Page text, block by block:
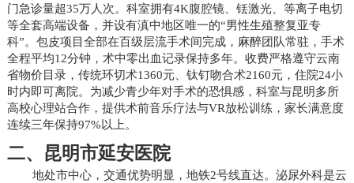
门急诊量超35万人次。科室拥有4K腹腔镜、铥激光、等离子电切
等全套高端设备，并设有滇中地区唯一的“男性生殖整复亚专
科”。包皮项目全部在百级层流手术间完成，麻醉团队常驻，手术
全程平均12分钟，术中零出血记录保持多年。收费严格遵守云南
省物价目录，传统环切术1360元、钛钉吻合术2160元，住院24小
时内即可离院。为减少青少年对手术的恐惧感，科室与昆明多所
高校心理站合作，提供术前音乐疗法与VR放松训练，家长满意度
连续三年保持97%以上。
二、昆明市延安医院
地处市中心，交通优势明显，地铁2号线直达。泌尿外科是云